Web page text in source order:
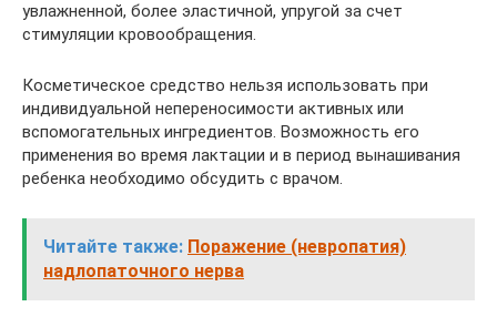
увлажненной, более эластичной, упругой за счет
стимуляции кровообращения.
Косметическое средство нельзя использовать при
индивидуальной непереносимости активных или
вспомогательных ингредиентов. Возможность его
применения во время лактации и в период вынашивания
ребенка необходимо обсудить с врачом.
Читайте также: Поражение (невропатия)
надлопаточного нерва